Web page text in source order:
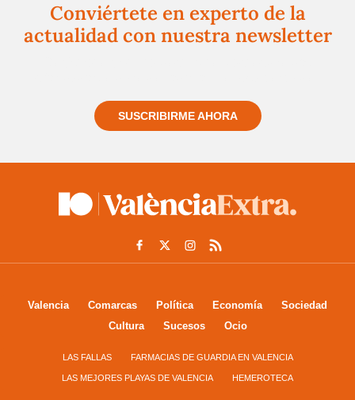
Conviértete en experto de la
actualidad con nuestra newsletter
SUSCRIBIRME AHORA
Valencia Comarcas Política Economía
Sociedad
Cultura
Sucesos Ocio
LAS FALLAS FARMACIAS DE GUARDIA EN VALENCIA
LAS MEJORES PLAYAS DE VALENCIA HEMEROTECA